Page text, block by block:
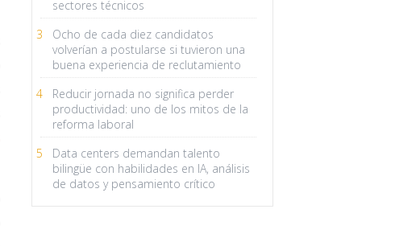
sectores técnicos
3
Ocho de cada diez candidatos
volverían a postularse si tuvieron una
buena experiencia de reclutamiento
4
Reducir jornada no significa perder
productividad: uno de los mitos de la
reforma laboral
5
Data centers demandan talento
bilingüe con habilidades en IA, análisis
de datos y pensamiento crítico